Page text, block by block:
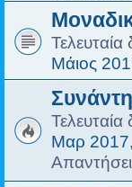
Μάιος
Μαρ